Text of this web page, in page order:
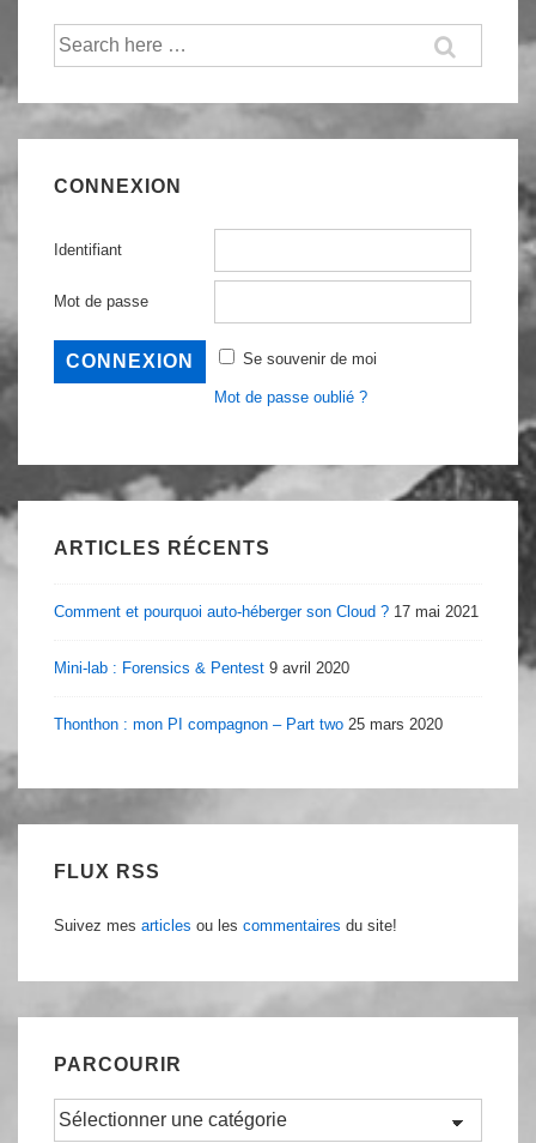
son
gros
cul
ce
Recherche
CONNEXION
Identifiant
Mot de passe
Se souvenir de moi
Mot de passe oublié ?
ARTICLES RÉCENTS
Comment et pourquoi auto-héberger son Cloud ? 17 mai 2021
Mini-lab : Forensics & Pentest 9 avril 2020
Thonthon : mon PI compagnon – Part two 25 mars 2020
FLUX RSS
Suivez mes articles ou les commentaires du site!
PARCOURIR
Parcourir